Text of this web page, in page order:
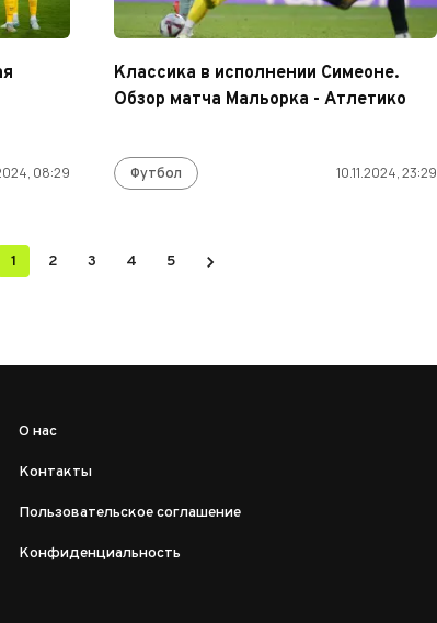
08:29
Классика в исполнении Симеоне.
Обзор матча Мальорка - Атлетико
Футбол 10.11.2024, 23:29
1 2 3 4 5
О нас
Контакты
Пользовательское соглашение
Конфиденциальность